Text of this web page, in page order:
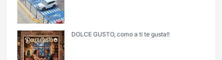
DOLCE GUSTO, como a ti te gusta!!